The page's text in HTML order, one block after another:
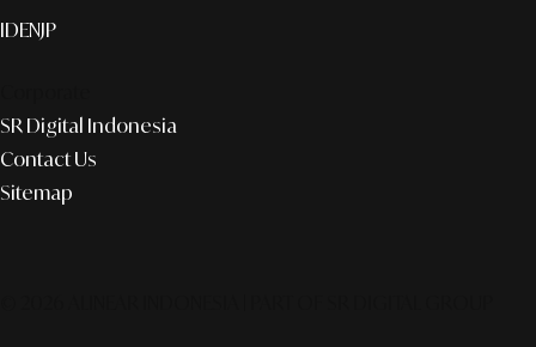
IDENJP
SR Digital Indonesia
Contact Us
Sitemap